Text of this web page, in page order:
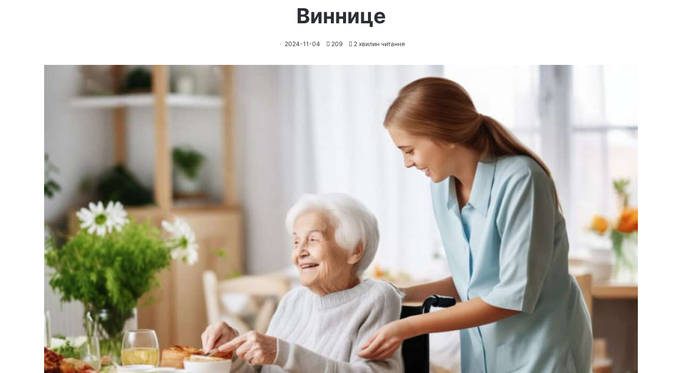
Виннице
2024-11-04 209 2 хвилин читання